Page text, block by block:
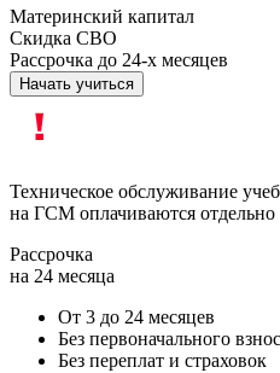
Материнский капитал
Скидка СВО
Рассрочка до 24-х месяцев
Начать учиться
Техническое обслуживание
на ГСМ оплачиваются отдельно
Рассрочка
на 24 месяца
От 3 до 24 месяцев
Без первоначального
Без переплат и страховок